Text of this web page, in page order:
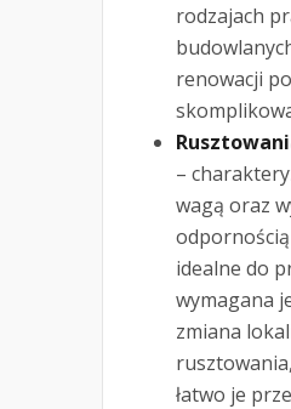
rodzajach
renowacji po
–
wagą oraz
idealne do
wymagana
zmiana
łatwo je